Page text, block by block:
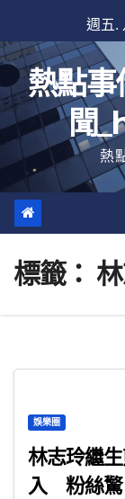
至
內
容
週五.
熱點事
聞
熱
標籤：
娛樂圈
林志玲繼
入 粉絲驚